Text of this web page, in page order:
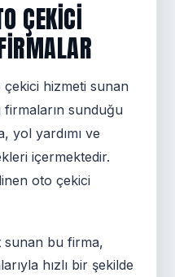
ÇEKICI
hizmeti sunan
sunduğu
yol yardımı ve
içermektedir.
oto çekici
sunan bu firma,
hızlı bir şekilde